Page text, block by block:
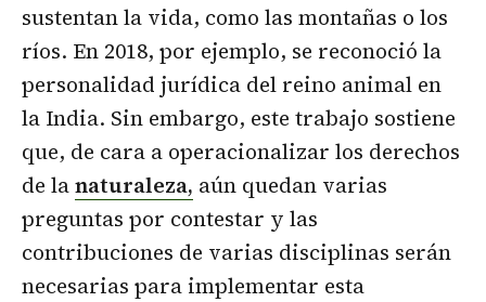
sustentan la vida, como las montañas o los
ríos. En 2018, por ejemplo, se reconoció la
personalidad jurídica del reino animal en
la India. Sin embargo, este trabajo sostiene
que, de cara a operacionalizar los derechos
de lanaturaleza, aún quedan varias
preguntas por contestar y las
contribuciones de varias disciplinas serán
necesarias para implementar esta